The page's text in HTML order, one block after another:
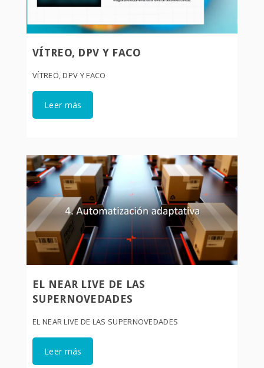
VÍTREO, DPV Y FACO
VÍTREO, DPV Y FACO
Leer más
EL NEAR LIVE DE LAS
SUPERNOVEDADES
EL NEAR LIVE DE LAS SUPERNOVEDADES
Leer más